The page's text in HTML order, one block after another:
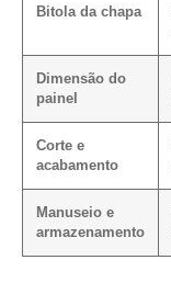
Bitola da chapa
Dimensão do
painel
Corte e
acabamento
Manuseio e
armazenamento